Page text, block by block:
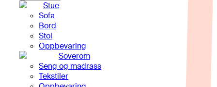
Stue
Sofa
Bord
Stol
Oppbevaring
Soverom
Seng og madrass
Tekstiler